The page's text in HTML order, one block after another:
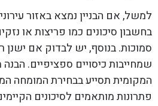
למשל, אם הבניין נמצא באזור
בחשבון סיכונים כמו פריצות או
סמוכות. בנוסף, יש לבדוק אם ישנן
שמחייבות כיסויים ספציפיים.
המקומית תסייע בבחירת המומחה
פתרונות מותאמים לסיכונים